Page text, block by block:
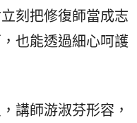
刻把修復師當成志
也能透過細心呵護
講師游淑芬形容，